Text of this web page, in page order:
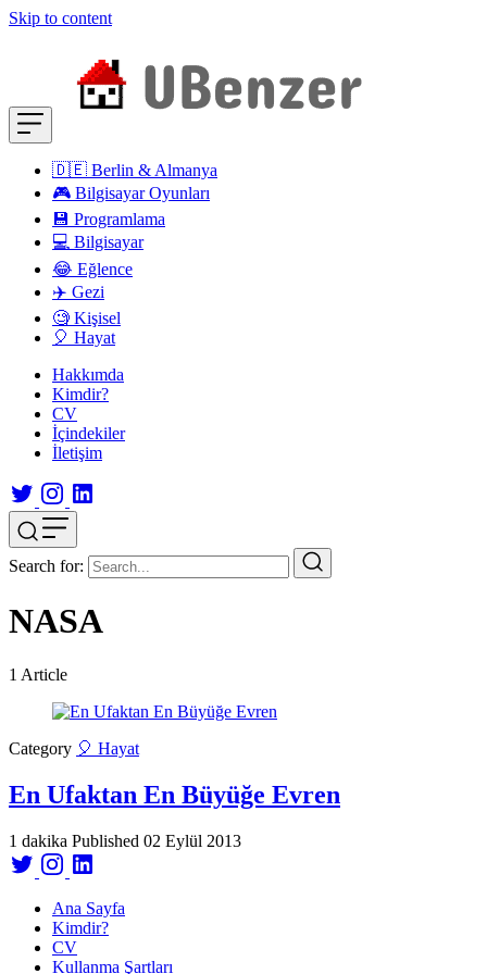
Skip to content
🇩🇪 Berlin & Almanya
🎮 Bilgisayar Oyunları
💾 Programlama
💻 Bilgisayar
😂 Eğlence
✈️ Gezi
🧐 Kişisel
🎈 Hayat
Hakkımda
Kimdir?
CV
İçindekiler
İletişim
Search for:
NASA
1 Article
Category 🎈 Hayat
En Ufaktan En Büyüğe Evren
1 dakika Published 02 Eylül 2013
Ana Sayfa
Kimdir?
CV
Kullanma Şartları